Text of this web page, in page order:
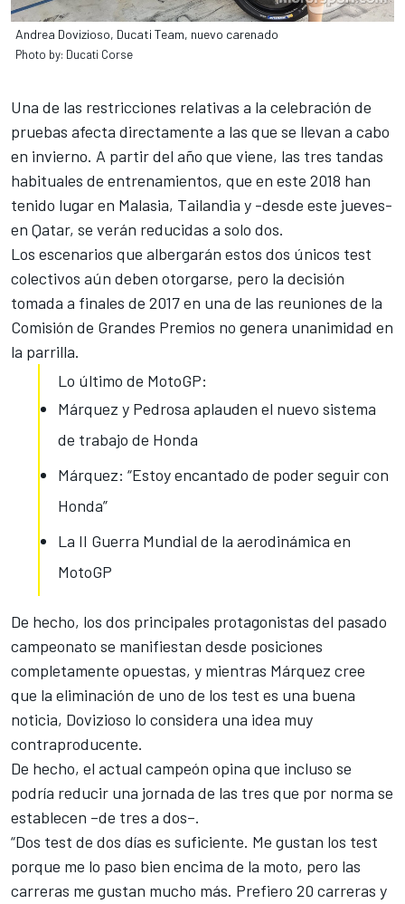
Andrea Dovizioso, Ducati Team, nuevo carenado
Photo by: Ducati Corse
Una de las restricciones relativas a la celebración de
pruebas afecta directamente a las que se llevan a cabo
en invierno. A partir del año que viene, las tres tandas
habituales de entrenamientos, que en este 2018 han
tenido lugar en Malasia, Tailandia y -desde este jueves-
en Qatar, se verán reducidas a solo dos.
Los escenarios que albergarán estos dos únicos test
colectivos aún deben otorgarse, pero la decisión
tomada a finales de 2017en una de las reuniones de la
Comisión de Grandes Premios no genera unanimidad en
la parrilla.
Lo último de MotoGP:
Márquez y Pedrosa aplauden el nuevo sistema
de trabajo de Honda
Márquez: “Estoy encantado de poder seguir con
Honda”
La II Guerra Mundial de la aerodinámica en
MotoGP
De hecho, los dos principales protagonistas del pasado
campeonato se manifiestan desde posiciones
completamente opuestas, y mientras Márquez cree
que la eliminación de uno de los test es una buena
noticia, Dovizioso lo considera una idea muy
contraproducente.
De hecho, el actual campeón opina que incluso se
podría reducir una jornada de las tres que por norma se
establecen –de tres a dos–.
“Dos test de dos días es suficiente. Me gustan los test
porque me lo paso bien encima de la moto, pero las
carreras me gustan mucho más. Prefiero 20 carreras y